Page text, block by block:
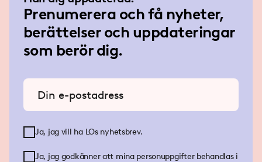
Prenumerera och få nyheter,
berättelser och uppdateringar
som berör dig.
Ange din e-postadress
Ja, jag vill ha LOs nyhetsbrev.
Ja, jag godkänner att mina personuppgifter behandlas i